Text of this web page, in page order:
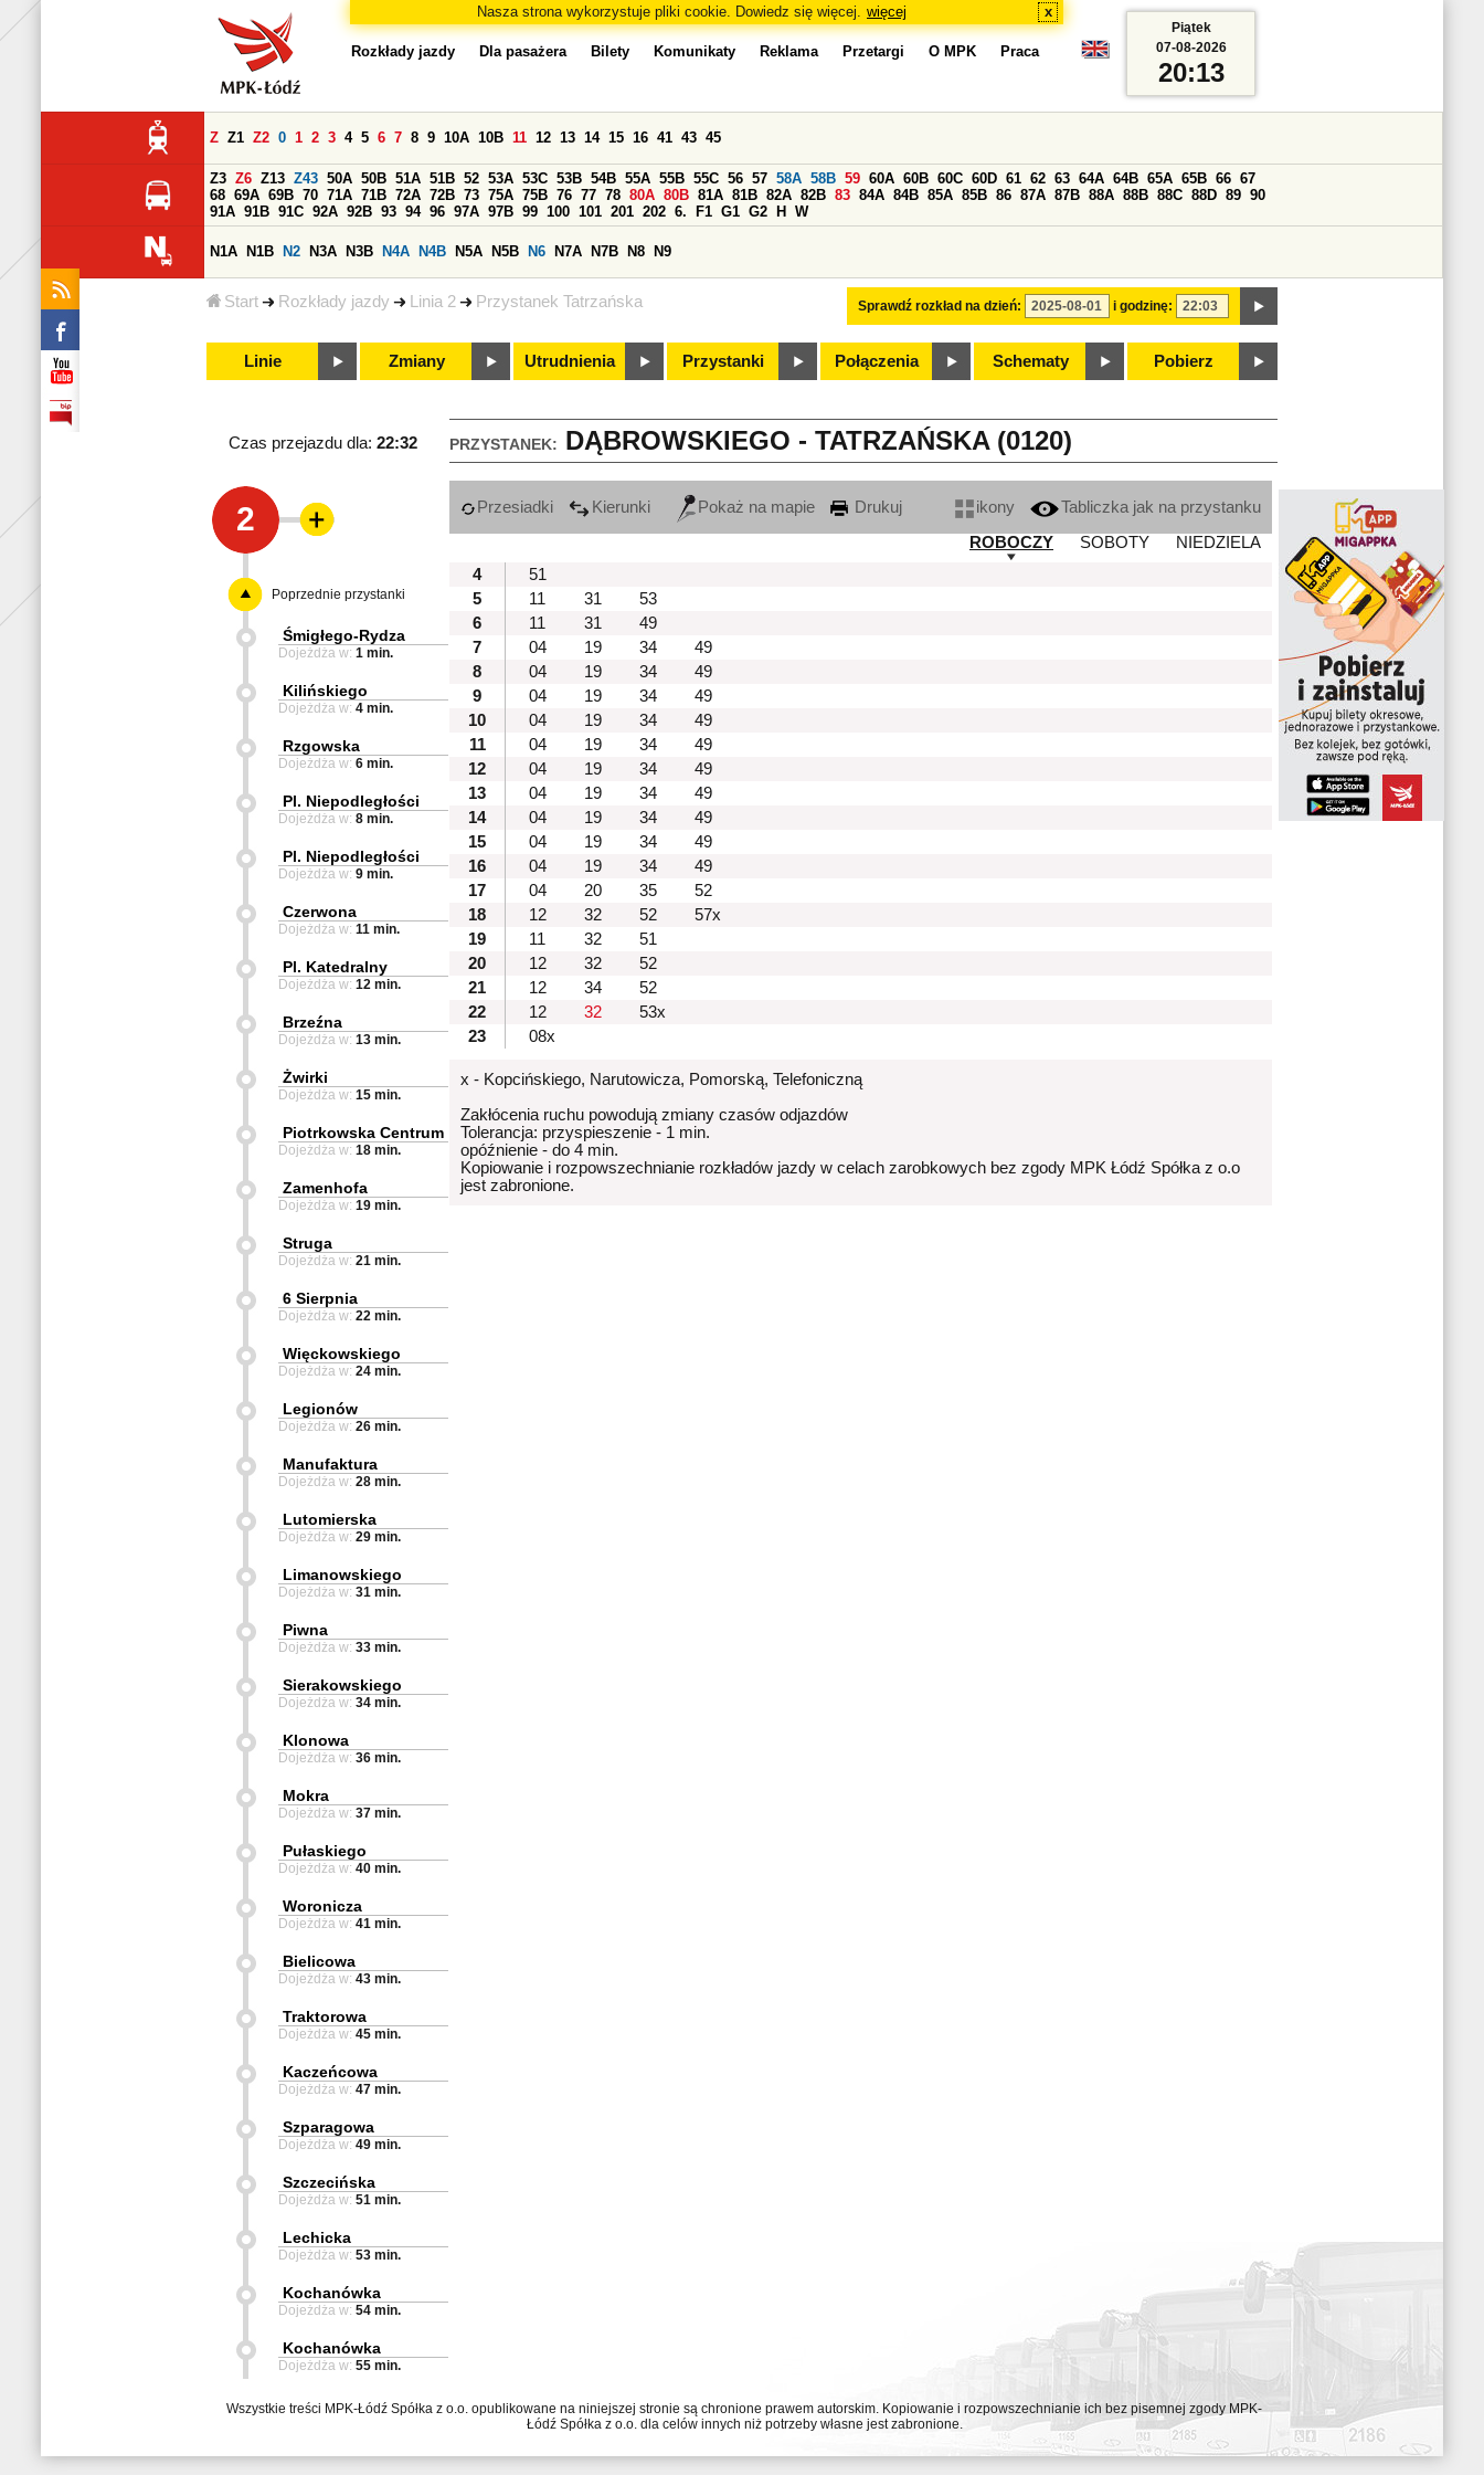
Nasza strona wykorzystuje pliki cookie. Dowiedz się więcej. więcej x
Start Rozkłady jazdy Linia 2 Przystanek Tatrzańska
Rozkłady jazdy Dla pasażera Bilety Komunikaty Reklama Przetargi O MPK Praca
Sprawdź rozkład na dzień: i godzinę:
Z Z1 Z2 0 1 2 3 4 5 6 7 8 9 10A 10B 11 12 13 14 15 16 41 43 45
Z3 Z6 Z13 Z43 50A 50B 51A 51B 52 53A 53C 53B 54B 55A 55B 55C 56 57 58A 58B 59 60A 60B 60C 60D 61 62 63 64A 64B 65A 65B 66 67
68 69A 69B 70 71A 71B 72A 72B 73 75A 75B 76 77 78 80A 80B 81A 81B 82A 82B 83 84A 84B 85A 85B 86 87A 87B 88A 88B 88C 88D 89 90
91A 91B 91C 92A 92B 93 94 96 97A 97B 99 100 101 201 202 6. F1 G1 G2 H W
N1A N1B N2 N3A N3B N4A N4B N5A N5B N6 N7A N7B N8 N9
Linie Zmiany Utrudnienia Przystanki Połączenia Schematy Pobierz
Piątek
07-08-2026
20:13
PRZYSTANEK: DĄBROWSKIEGO - TATRZAŃSKA (0120)
Czas przejazdu dla: 22:32
2 Przesiadki Kierunki Pokaż na mapie Drukuj ikony
Tabliczka jak na przystanku
ROBOCZY
SOBOTY
NIEDZIELA
4
51
5
11 31
53
6
11 31
49
7
04 19 34
49
8
04 19 34
49
9
04 19 34
49
10
04 19 34
49
11
04 19 34
49
12
04 19 34
49
13
04 19 34
49
14
04 19 34
49
15
04 19 34
49
16
04 19 34
49
17
04 20 35
52
18
12 32 52
57x
19
11 32
51
20
12 32
52
21
12 34
52
22
12 32
53x
23
08x
x - Kopcińskiego, Narutowicza, Pomorską, Telefoniczną
Zakłócenia ruchu powodują zmiany czasów odjazdów
Tolerancja: przyspieszenie - 1 min.
opóźnienie - do 4 min.
Kopiowanie i rozpowszechnianie rozkładów jazdy w celach zarobkowych bez zgody MPK Łódź Spółka z o.o
jest zabronione.
Poprzednie przystanki
Śmigłego-Rydza
Dojeżdża w: 1 min.
Kilińskiego
Dojeżdża w: 4 min.
Rzgowska
Dojeżdża w: 6 min.
Pl. Niepodległości
Dojeżdża w: 8 min.
Pl. Niepodległości
Dojeżdża w: 9 min.
Czerwona
Dojeżdża w: 11 min.
Pl. Katedralny
Dojeżdża w: 12 min.
Brzeźna
Dojeżdża w: 13 min.
Żwirki
Dojeżdża w: 15 min.
Piotrkowska Centrum
Dojeżdża w: 18 min.
Zamenhofa
Dojeżdża w: 19 min.
Struga
Dojeżdża w: 21 min.
6 Sierpnia
Dojeżdża w: 22 min.
Więckowskiego
Dojeżdża w: 24 min.
Legionów
Dojeżdża w: 26 min.
Manufaktura
Dojeżdża w: 28 min.
Lutomierska
Dojeżdża w: 29 min.
Limanowskiego
Dojeżdża w: 31 min.
Piwna
Dojeżdża w: 33 min.
Sierakowskiego
Dojeżdża w: 34 min.
Klonowa
Dojeżdża w: 36 min.
Mokra
Dojeżdża w: 37 min.
Pułaskiego
Dojeżdża w: 40 min.
Woronicza
Dojeżdża w: 41 min.
Bielicowa
Dojeżdża w: 43 min.
Traktorowa
Dojeżdża w: 45 min.
Kaczeńcowa
Dojeżdża w: 47 min.
Szparagowa
Dojeżdża w: 49 min.
Szczecińska
Dojeżdża w: 51 min.
Lechicka
Dojeżdża w: 53 min.
Kochanówka
Dojeżdża w: 54 min.
Kochanówka
Dojeżdża w: 55 min.
Wszystkie treści MPK-Łódź Spółka z o.o. opublikowane na niniejszej stronie są chronione prawem autorskim. Kopiowanie i rozpowszechnianie ich bez pisemnej zgody MPK-
Łódź Spółka z o.o. dla celów innych niż potrzeby własne jest zabronione.